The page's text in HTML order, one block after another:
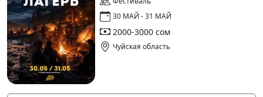
30 МАЙ - 31 МАЙ
2000-3000 сом
Чуйская область